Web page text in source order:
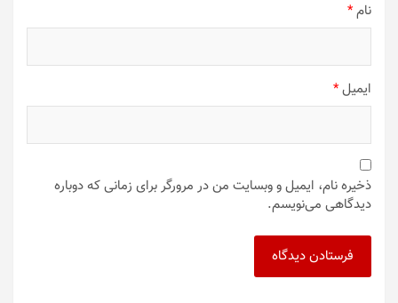
نام*
ایمیل*
ذخیره نام، ایمیل و وبسایت من در مرورگر برای زمانی که دوباره
دیدگاهی می‌نویسم.